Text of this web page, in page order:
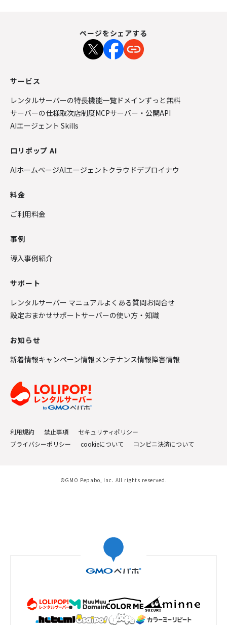
ページをシェアする
サービス
レンタルサーバーの特長機能一覧 ドメインずっと無料
サーバーの仕様取次店制度MCPサーバー・公開API
AIエージェント Skills
ロリポップ AI
AIホームページAIエージェントクラウドデプロイナウ
料金
ご利用料金
事例
導入事例紹介
サポート
レンタルサーバー マニュアルよくある質問お問合せ
設定おまかせサポートサーバーの使い方・知識
お知らせ
新着情報キャンペーン情報メンテナンス情報障害情報
利用規約 禁止事項
セキュリティポリシー
プライバシーポリシー
cookieについて コンビニ決済について
©GMO Pepabo, Inc. All rights reserved.